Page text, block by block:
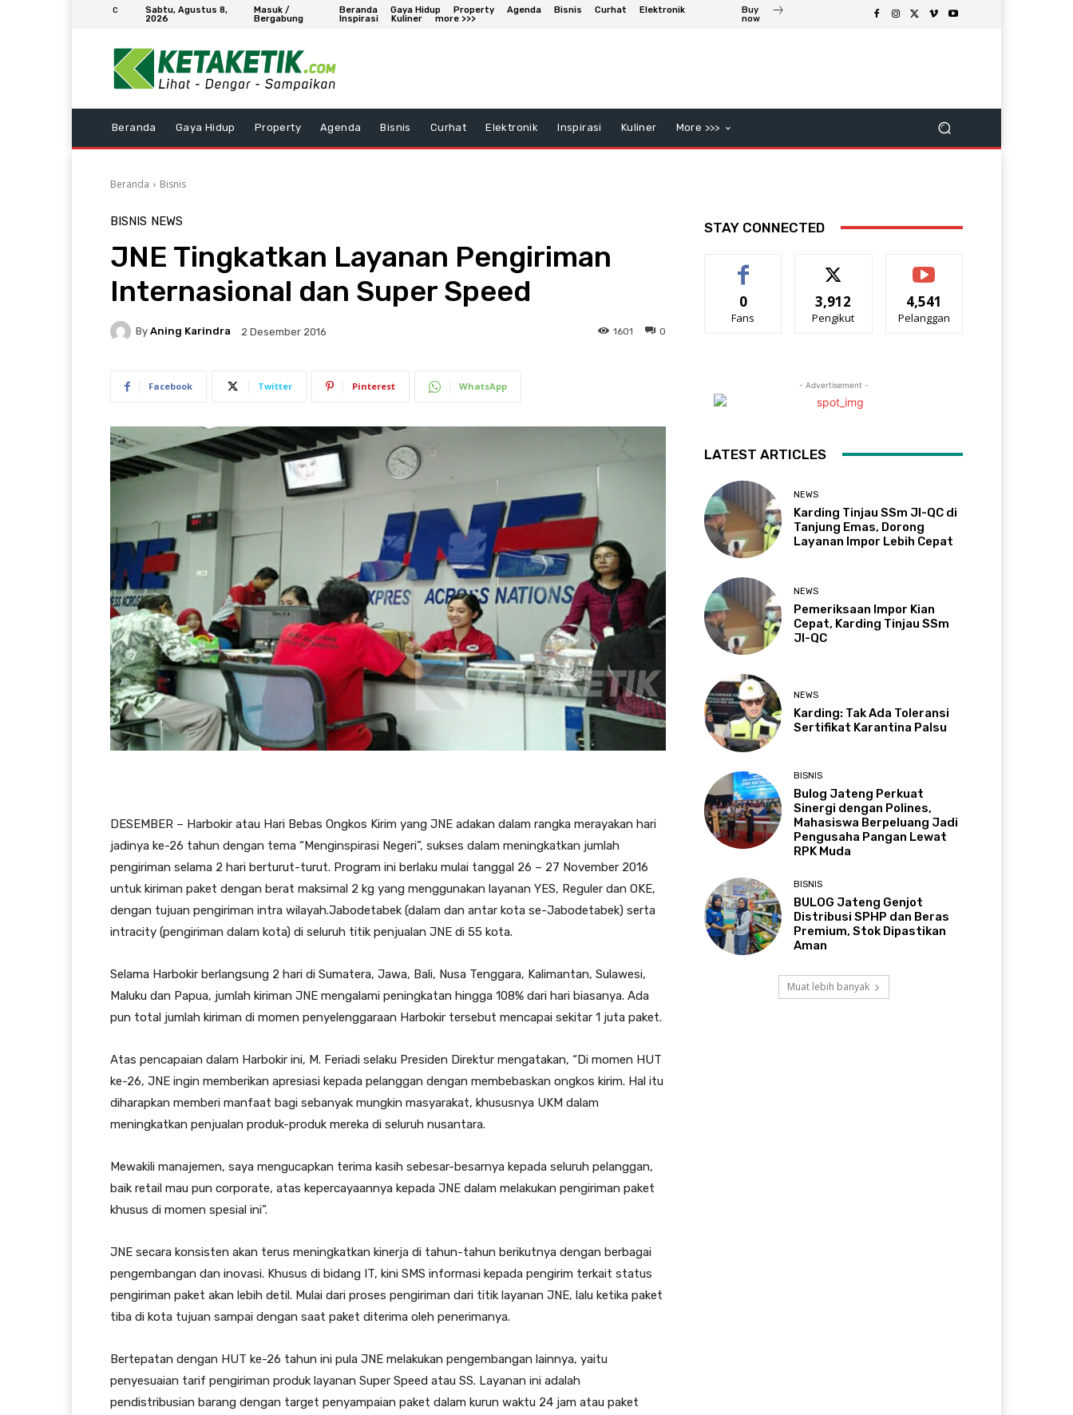
C
Sabtu, Agustus 8,
2026
Masuk /
Bergabung
Beranda Gaya Hidup Property Agenda Bisnis Curhat
Elektronik
Inspirasi
Kuliner more >>>
Buy
now
Beranda Gaya Hidup Property Agenda Bisnis Curhat Elektronik Inspirasi Kuliner More >>>
Beranda Bisnis
BISNIS NEWS
JNE Tingkatkan Layanan Pengiriman
Internasional dan Super Speed
By Aning Karindra 2 Desember 2016 0
1601
Facebook Twitter Pinterest WhatsApp
DESEMBER – Harbokir atau Hari Bebas Ongkos Kirim yang JNE adakan dalam rangka merayakan hari
jadinya ke-26 tahun dengan tema “Menginspirasi Negeri”, sukses dalam meningkatkan jumlah
pengiriman selama 2 hari berturut-turut. Program ini berlaku mulai tanggal 26 – 27 November 2016
untuk kiriman paket dengan berat maksimal 2 kg yang menggunakan layanan YES, Reguler dan OKE,
dengan tujuan pengiriman intra wilayah.Jabodetabek (dalam dan antar kota se-Jabodetabek) serta
intracity (pengiriman dalam kota) di seluruh titik penjualan JNE di 55 kota.
Selama Harbokir berlangsung 2 hari di Sumatera, Jawa, Bali, Nusa Tenggara, Kalimantan, Sulawesi,
Maluku dan Papua, jumlah kiriman JNE mengalami peningkatan hingga 108% dari hari biasanya. Ada
pun total jumlah kiriman di momen penyelenggaraan Harbokir tersebut mencapai sekitar 1 juta paket.
Atas pencapaian dalam Harbokir ini, M. Feriadi selaku Presiden Direktur mengatakan, “Di momen HUT
ke-26, JNE ingin memberikan apresiasi kepada pelanggan dengan membebaskan ongkos kirim. Hal itu
diharapkan memberi manfaat bagi sebanyak mungkin masyarakat, khususnya UKM dalam
meningkatkan penjualan produk-produk mereka di seluruh nusantara.
Mewakili manajemen, saya mengucapkan terima kasih sebesar-besarnya kepada seluruh pelanggan,
baik retail mau pun corporate, atas kepercayaannya kepada JNE dalam melakukan pengiriman paket
khusus di momen spesial ini”.
JNE secara konsisten akan terus meningkatkan kinerja di tahun-tahun berikutnya dengan berbagai
pengembangan dan inovasi. Khusus di bidang IT, kini SMS informasi kepada pengirim terkait status
pengiriman paket akan lebih detil. Mulai dari proses pengiriman dari titik layanan JNE, lalu ketika paket
tiba di kota tujuan sampai dengan saat paket diterima oleh penerimanya.
Bertepatan dengan HUT ke-26 tahun ini pula JNE melakukan pengembangan lainnya, yaitu
penyesuaian tarif pengiriman produk layanan Super Speed atau SS. Layanan ini adalah
pendistribusian barang dengan target penyampaian paket dalam kurun waktu 24 jam atau paket
STAY CONNECTED
0
Fans
3,912
Pengikut
4,541
Pelanggan
- Advertisement -
LATEST ARTICLES
NEWS
Karding Tinjau SSm JI-QC di
Tanjung Emas, Dorong
Layanan Impor Lebih Cepat
NEWS
Pemeriksaan Impor Kian
Cepat, Karding Tinjau SSm
JI-QC
NEWS
Karding: Tak Ada Toleransi
Sertifikat Karantina Palsu
BISNIS
Bulog Jateng Perkuat
Sinergi dengan Polines,
Mahasiswa Berpeluang Jadi
Pengusaha Pangan Lewat
RPK Muda
BISNIS
BULOG Jateng Genjot
Distribusi SPHP dan Beras
Premium, Stok Dipastikan
Aman
Muat lebih banyak